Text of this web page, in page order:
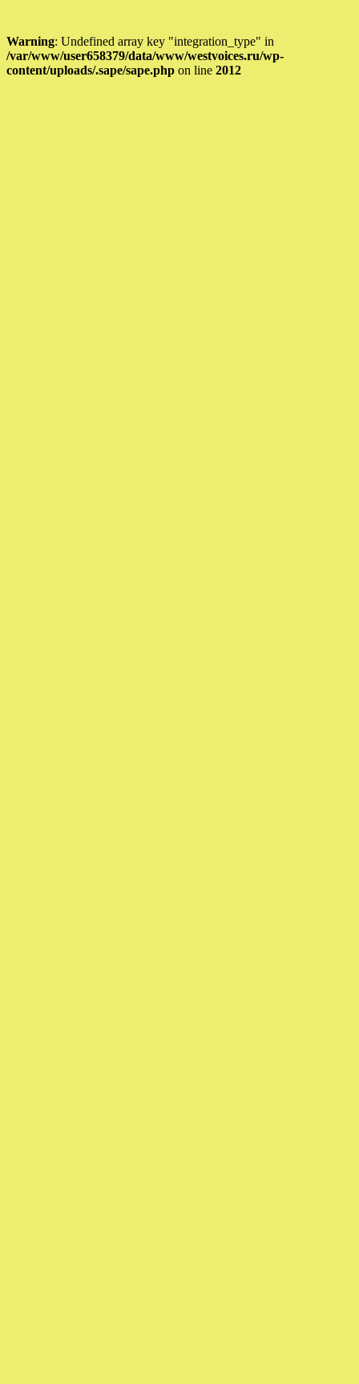
Warning: Undefined array key "integration_type" in
/var/www/user658379/data/www/westvoices.ru/wp-
content/uploads/.sape/sape.php on line 2012